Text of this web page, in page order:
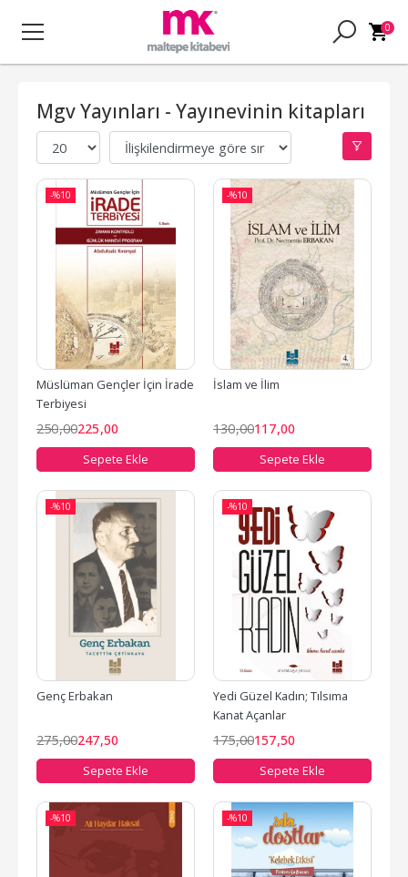
0
Mgv Yayınları - Yayınevinin kitapları
-%10
Müslüman Gençler İçin İrade
Terbiyesi
250,00225,00
Sepete Ekle
-%10
İslam ve İlim
130,00117,00
Sepete Ekle
-%10
Genç Erbakan
275,00247,50
Sepete Ekle
-%10
Yedi Güzel Kadın; Tılsıma
Kanat Açanlar
175,00157,50
Sepete Ekle
-%10 -%10